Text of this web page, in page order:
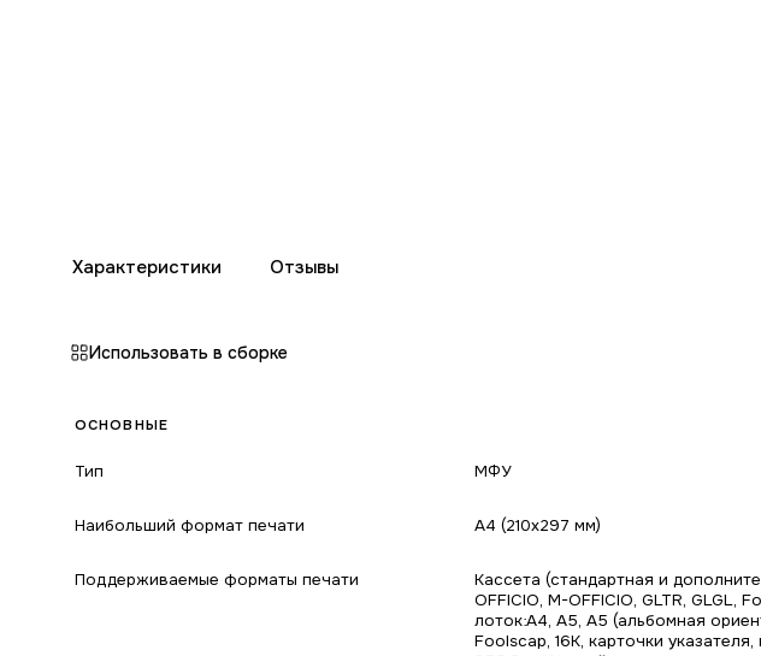
Характеристики Отзывы
Использовать в сборке
ОСНОВНЫЕ
Тип МФУ
Наибольший формат печати A4 (210x297 мм)
Поддерживаемые форматы печати
Кассета (стандартная и
OFFICIO, M-OFFICIO, GLTR,
лоток:A4, A5, A5 (альбомная
Foolscap, 16K, карточки